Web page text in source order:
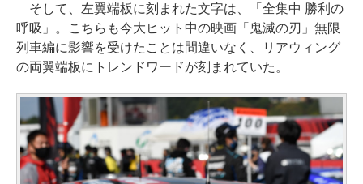
そして、左翼端板に刻まれた文字は、「全集中 勝利の
呼吸」。こちらも今大ヒット中の映画「鬼滅の刃」無限
列車編に影響を受けたことは間違いなく、リアウィング
の両翼端板にトレンドワードが刻まれていた。